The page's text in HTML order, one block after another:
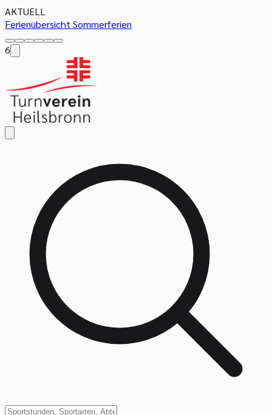
AKTUELL
Ferienübersicht Sommerferien
6